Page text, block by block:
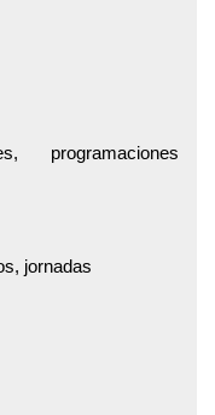
programaciones
jornadas